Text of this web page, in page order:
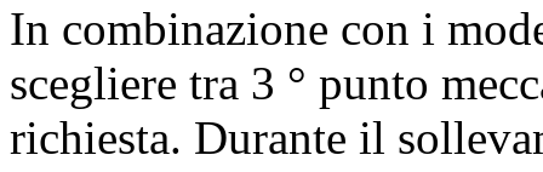
In combinazione con i
scegliere tra 3 ° punto
richiesta. Durante il